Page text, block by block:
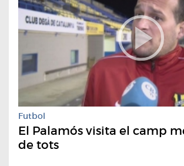
Futbol
El Palamós visita el camp
de tots